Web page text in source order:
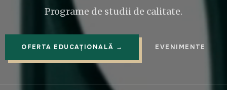
Programe de studii de calitate.
OFERTA EDUCAȚIONALĂ → EVENIMENTE